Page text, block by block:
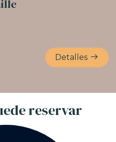
Detalles
reservar